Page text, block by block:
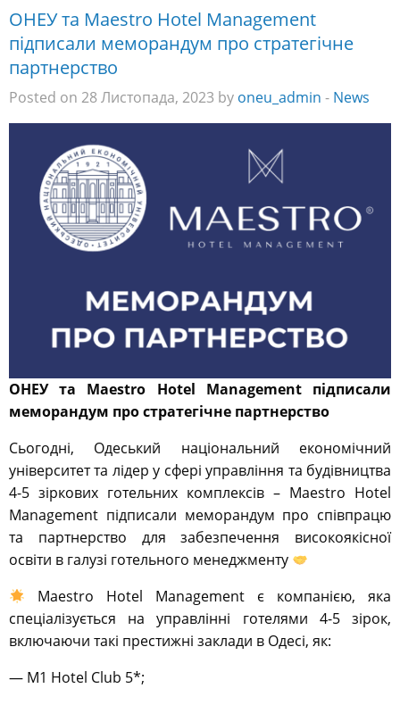
ОНЕУ та Maestro Hotel Management
підписали меморандум про стратегічне
партнерство
Posted on 28 Листопада, 2023 by oneu_admin - News
ОНЕУ та Maestro Hotel Management підписали
меморандум про стратегічне партнерство
Сьогодні, Одеський національний економічний
університет та лідер у сфері управління та будівництва
4-5 зіркових готельних комплексів – Maestro Hotel
Management підписали меморандум про співпрацю
та партнерство для забезпечення високоякісної
освіти в галузі готельного менеджменту
Maestro Hotel Management є компанією, яка
спеціалізується на управлінні готелями 4-5 зірок,
включаючи такі престижні заклади в Одесі, як:
— M1 Hotel Club 5*;